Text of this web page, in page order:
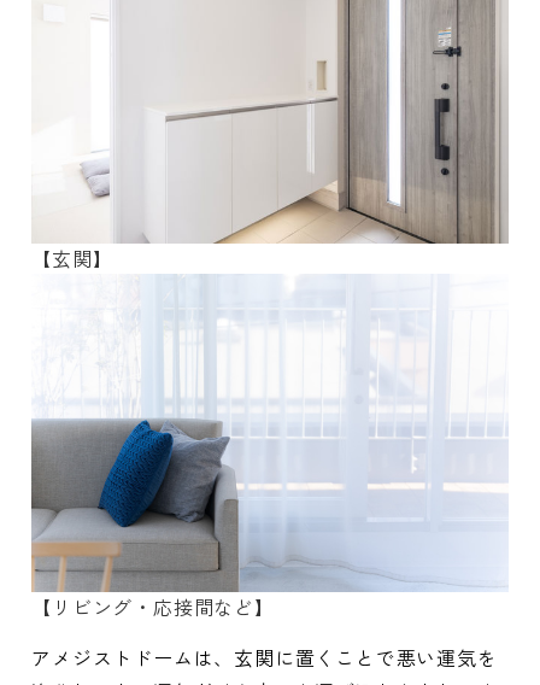
【玄関】
【リビング・応接間など】
アメジストドームは、玄関に置くことで悪い運気を